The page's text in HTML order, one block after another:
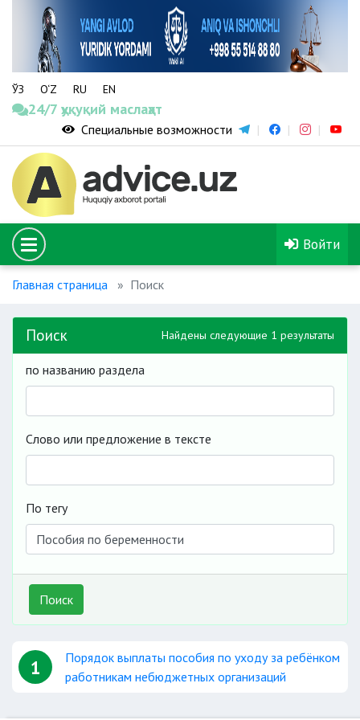
ЎЗ O‘Z RU EN
24/7 ҳуқуқий маслаҳат
Специальные возможности
Войти
Главная страница Поиск
Поиск Найдены следующие 1 результаты
по названию раздела
Слово или предложение в тексте
По тегу
Поиск
1
Порядок выплаты пособия по уходу за ребёнком
работникам небюджетных организаций